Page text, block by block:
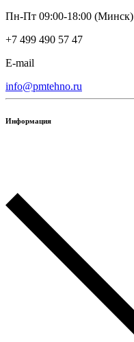
Пн-Пт 09:00-18:00 (Минск)
+7 499 490 57 47
E-mail
info@pmtehno.ru
Информация